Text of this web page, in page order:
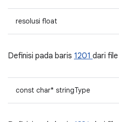
resolusi float
Definisi pada baris 1201 dari file
const char* stringType